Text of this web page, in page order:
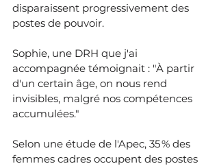
disparaissent progressivement des
postes de pouvoir.
Sophie, une DRH que j'ai
accompagnée témoignait : "À partir
d'un certain âge, on nous rend
invisibles, malgré nos compétences
accumulées."
Selon une étude de l'Apec, 35 % des
femmes cadres occupent des postes